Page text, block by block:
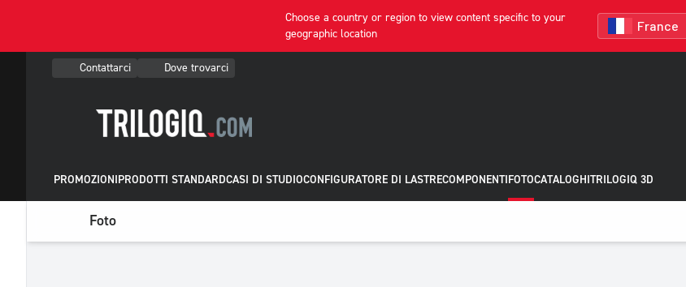
Choose a country or region to view content specific to your
geographic location
Contattarci Dove trovarci
PROMOZIONIPRODOTTI STANDARDCASI DI STUDIOCONFIGURATORE DI LASTRECOMPONENTIFOTOCATALOGHITRILOGIQ 3D
Foto